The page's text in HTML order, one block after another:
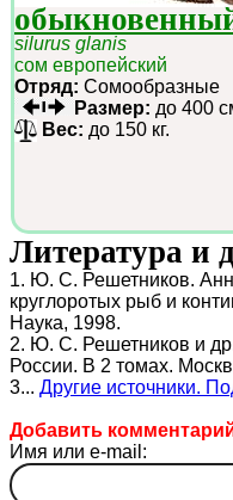
silurus glanis
сом европейский
Отряд: Сомообразные
Размер: до 400
Вес: до 150 кг.
Литература и
1. Ю. С. Решетников.
круглоротых рыб и
Наука, 1998.
2. Ю. С. Решетников и
России. В 2 томах.
3... Другие источники.
Добавить
Имя или e-mail: